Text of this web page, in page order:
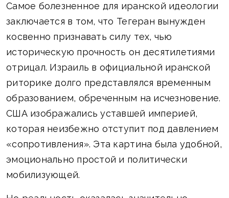
Самое болезненное для иранской идеологии
заключается в том, что Тегеран вынужден
косвенно признавать силу тех, чью
историческую прочность он десятилетиями
отрицал. Израиль в официальной иранской
риторике долго представлялся временным
образованием, обреченным на исчезновение.
США изображались уставшей империей,
которая неизбежно отступит под давлением
«сопротивления». Эта картина была удобной,
эмоционально простой и политически
мобилизующей.